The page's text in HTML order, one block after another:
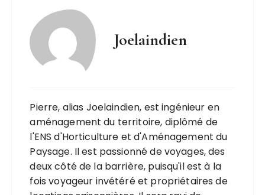
Joelaindien
Pierre, alias Joelaindien, est ingénieur en
aménagement du territoire, diplômé de
l'ENS d'Horticulture et d'Aménagement du
Paysage. Il est passionné de voyages, des
deux côté de la barrière, puisqu'il est à la
fois voyageur invétéré et propriétaires de